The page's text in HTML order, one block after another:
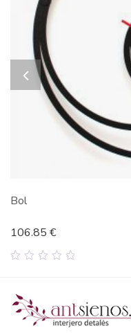
Bol
5
106.85 €